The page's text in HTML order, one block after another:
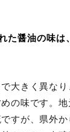
た醤油の味は
大きく異な
の味です。
すが、県外